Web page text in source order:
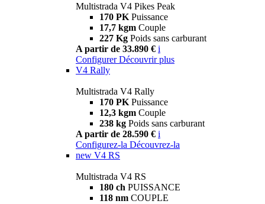
Multistrada V4 Pikes Peak
170 PK Puissance
17,7 kgm Couple
227 Kg Poids sans carburant
A partir de 33.890 € i
Configurer Découvrir plus
V4 Rally
Multistrada V4 Rally
170 PK Puissance
12,3 kgm Couple
238 kg Poids sans carburant
A partir de 28.590 € i
Configurez-la Découvrez-la
new V4 RS
Multistrada V4 RS
180 ch PUISSANCE
118 nm COUPLE